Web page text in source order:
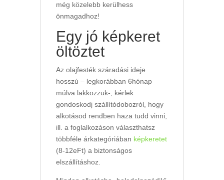
még közelebb kerülhess
önmagadhoz!
Egy jó képkeret
öltöztet
Az olajfesték száradási ideje
hosszú – legkorábban 6hónap
múlva lakkozzuk-, kérlek
gondoskodj szállítódobozról, hogy
alkotásod rendben haza tudd vinni,
ill. a foglalkozáson választhatsz
többféle árkategóriában képkeretet
(8-12eFt) a biztonságos
elszállításhoz.